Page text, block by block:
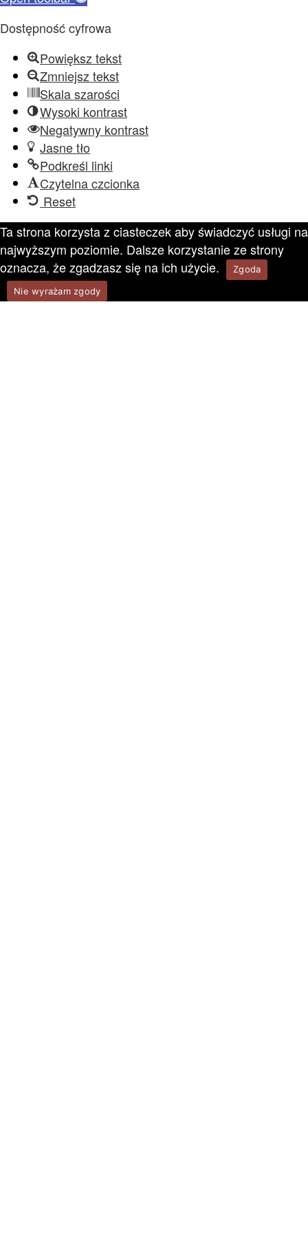
Dostępność cyfrowa
Powiększ tekst
Zmniejsz tekst
Skala szarości
Wysoki kontrast
Negatywny kontrast
Jasne tło
Podkreśl linki
Czytelna czcionka
Reset
Ta strona korzysta z ciasteczek aby świadczyć usługi na
najwyższym poziomie. Dalsze korzystanie ze strony
oznacza, że zgadzasz się na ich użycie.
Zgoda
Nie wyrażam zgody